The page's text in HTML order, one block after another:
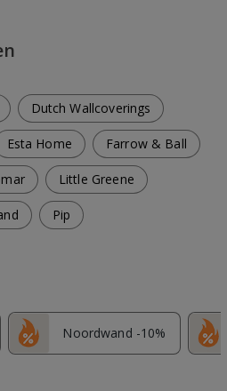
Dutch Wallcoverings
Esta Home Farrow & Ball
Little Greene
Pip
Noordwand -10%